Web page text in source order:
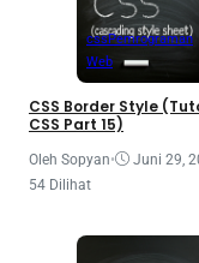
cssPemrograman
Web
CSS Border Style
CSS Part 15)
Oleh Sopyan• Juni 29,
54 Dilihat